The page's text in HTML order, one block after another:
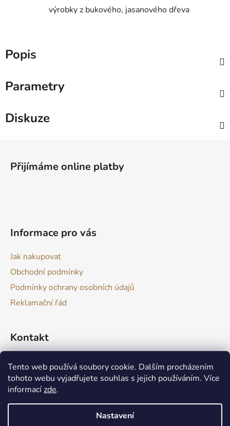
Tento web používá soubory cookie. Dalším procházením
tohoto webu vyjadřujete souhlas s jejich používáním. Více
informacízde.
Nastavení
výrobky z bukového, jasanového dřeva
Popis
Parametry
Diskuze
Přijímáme online platby
Informace pro vás
Jak nakupovat
Obchodní podmínky
Podmínky ochrany osobních údajů
Reklamační řád
Kontakt
drevokazuv @gmail.com